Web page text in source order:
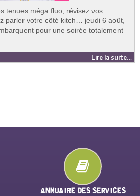
tenues méga fluo, révisez vos
parler votre côté kitch… jeudi 6 août,
pour une soirée totalement
Lire la suite…
ANNUAIRE DES SERVICES